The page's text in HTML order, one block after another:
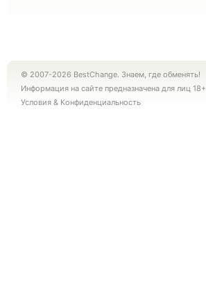
© 2007-2026 BestChange. Знаем, где обменять!
Информация на сайте предназначена для лиц 18+
Условия & Конфиденциальность